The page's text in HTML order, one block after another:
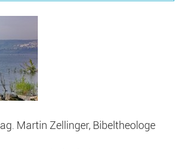
Martin Zellinger, Bibeltheologe